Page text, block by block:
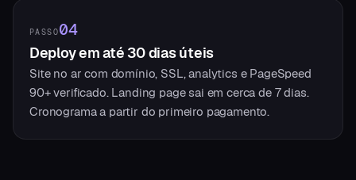
PASSO04
Deploy em até 30 dias úteis
Site no ar com domínio, SSL, analytics e PageSpeed
90+ verificado. Landing page sai em cerca de 7 dias.
Cronograma a partir do primeiro pagamento.